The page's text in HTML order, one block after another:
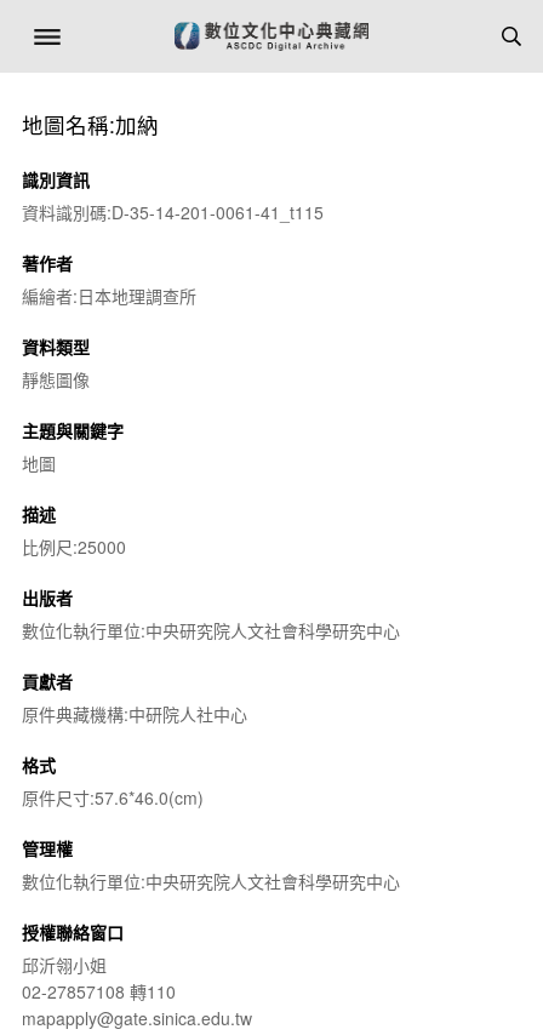
地圖名稱:加納
識別資訊
資料識別碼:D-35-14-201-0061-41_t115
著作者
編繪者:日本地理調查所
資料類型
靜態圖像
主題與關鍵字
地圖
描述
比例尺:25000
出版者
數位化執行單位:中央研究院人文社會科學研究中心
貢獻者
原件典藏機構:中研院人社中心
格式
原件尺寸:57.6*46.0(cm)
管理權
數位化執行單位:中央研究院人文社會科學研究中心
授權聯絡窗口
邱沂翎小姐
02-27857108 轉110
mapapply@gate.sinica.edu.tw